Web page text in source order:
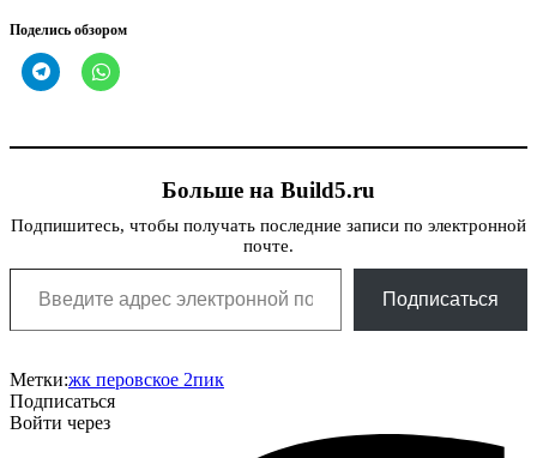
Поделись обзором
Больше на Build5.ru
Подпишитесь, чтобы получать последние записи по электронной
почте.
Введите адрес электронной почты…
Подписаться
Метки:жк перовское 2пик
Подписаться
Войти через